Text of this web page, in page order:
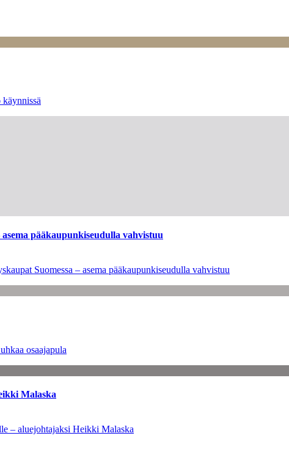
pääkaupunkiseudulla vahvistuu
Suomessa – asema pääkaupunkiseudulla vahvistuu
osaajapula
Malaska
– aluejohtajaksi Heikki Malaska